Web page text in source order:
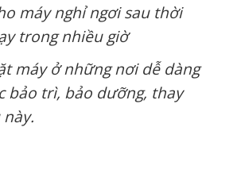
máy nghỉ ngơi sau thời
trong nhiều giờ
máy ở những nơi dễ dàng
bảo trì, bảo dưỡng, thay